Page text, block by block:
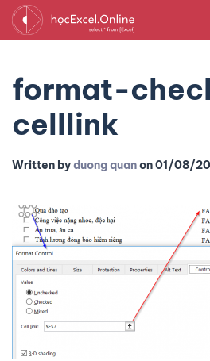
format-
celllink
Written byduong quanon01/08/